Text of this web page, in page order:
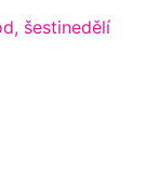
šestinedělí